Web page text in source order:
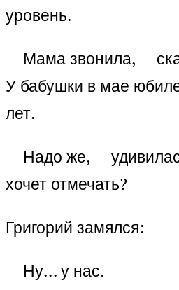
уровень.
— Мама звонила, —
У бабушки в мае
лет.
— Надо же, —
хочет отмечать?
Григорий замялся:
— Ну… у нас.